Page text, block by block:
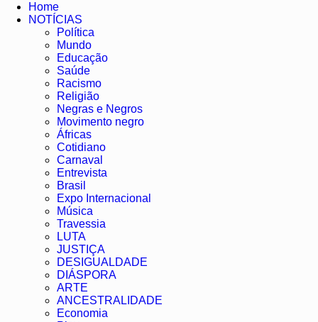
Home
NOTÍCIAS
Política
Mundo
Educação
Saúde
Racismo
Religião
Negras e Negros
Movimento negro
Áfricas
Cotidiano
Carnaval
Entrevista
Brasil
Expo Internacional
Música
Travessia
LUTA
JUSTIÇA
DESIGUALDADE
DIÁSPORA
ARTE
ANCESTRALIDADE
Economia